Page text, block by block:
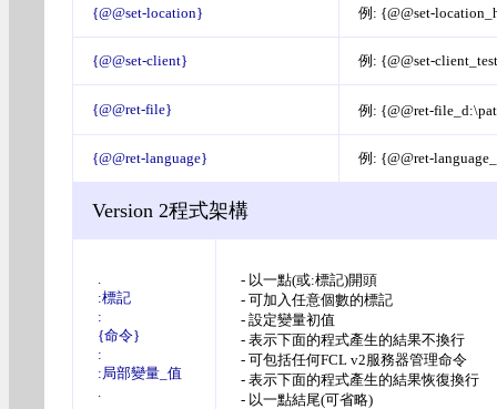
{@@set-location} 例: {@@set-
{@@set-client} 例: {@@set-
{@@ret-file} 例: {@@ret-
{@@ret-language} 例: {@@ret-
Version 2程式架構
.
:標記
:
{命令}
:
:局部變量_值
.
- 以一點(或:標記)開頭
- 可加入任意個數的標記
- 設定變量初值
- 表示下面的程式產生的結果不換行
- 可包括任何FCL v2服務器管理命令
- 表示下面的程式產生的結果恢復換行
- 以一點結尾(可省略)